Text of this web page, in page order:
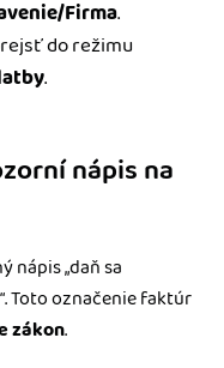
Firma.
do režimu
.
nápis na
nápis „daň sa
Toto označenie faktúr
zákon.